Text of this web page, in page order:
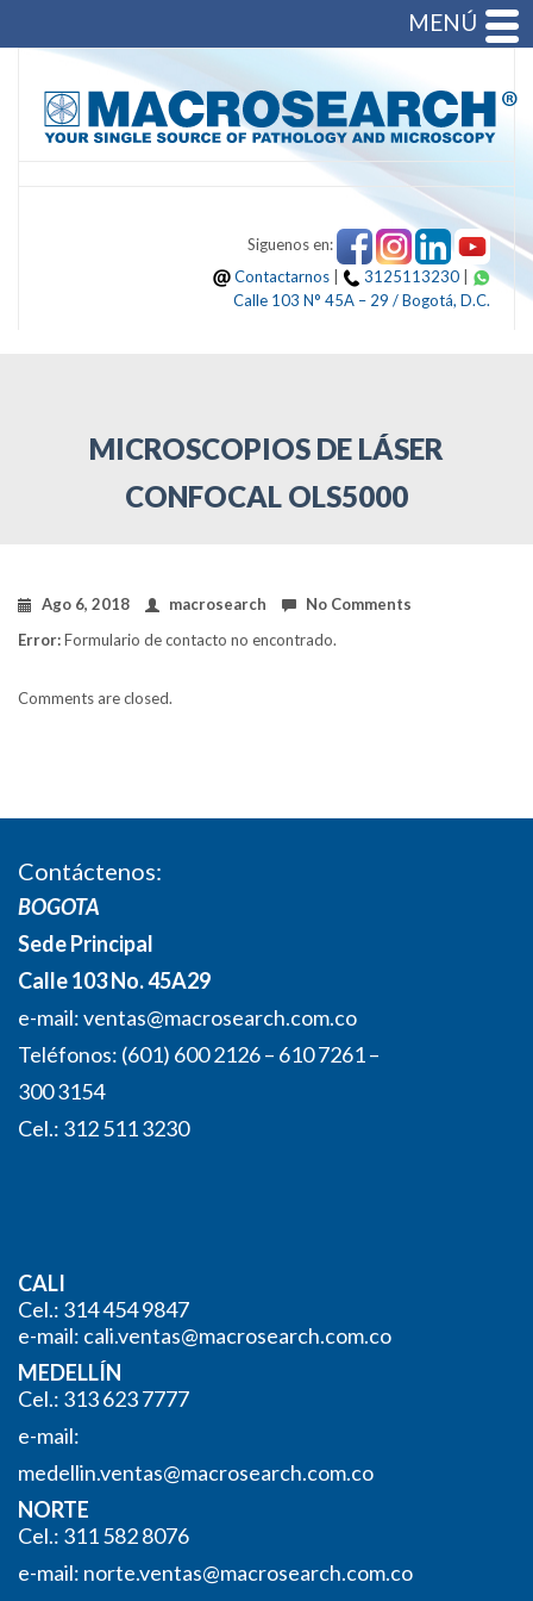
Siguenos en:
Contactarnos
3125113230
Calle 103 N° 45A – 29 / Bogotá, D.C.
MICROSCOPIOS DE LÁSER
CONFOCAL OLS5000
Ago 6, 2018 macrosearch
No Comments
Error:Formulario de contacto no encontrado.
Comments are closed.
Contáctenos:
BOGOTA
Sede Principal
Calle 103 No. 45A29
e-mail:ventas@macrosearch.com.co
Teléfonos: (601) 600 2126 – 610 7261 –
300 3154
Cel.: 312 511 3230
CALI
Cel.: 314 454 9847
e-mail: cali.ventas@macrosearch.com.co
MEDELLÍN
Cel.: 313 623 7777
e-mail:
medellin.ventas@macrosearch.com.co
NORTE
Cel.: 311 582 8076
e-mail: norte.ventas@macrosearch.com.co
MENÚ